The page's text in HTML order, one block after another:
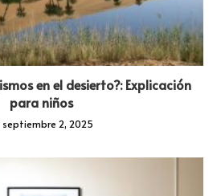
en el desierto?: Explicación
para niños
septiembre 2, 2025